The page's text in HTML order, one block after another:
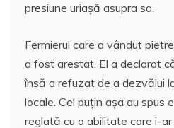
presiune uriaşă asupra sa.
Fermierul care a vândut
a fost arestat. El a declarat
însă a refuzat de a dezvălui
locale. Cel puţin aşa au spus
reglată cu o abilitate care i-